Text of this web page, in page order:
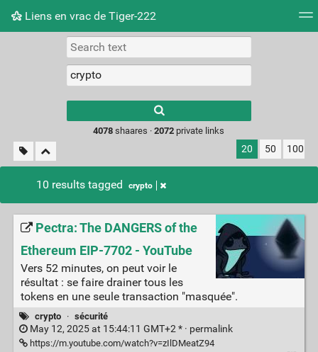
Liens en vrac de Tiger-222
Picture wall
results.
4078 shaares ·2072 private links
20 50 100
10 results tagged crypto
Pectra: The DANGERS of the
Ethereum EIP-7702 - YouTube
Vers 52 minutes, on peut voir le
résultat : se faire drainer tous les
tokens en une seule transaction "masquée".
crypto · sécurité
May 12, 2025 at 15:44:11 GMT+2 * · permalink
https://m.youtube.com/watch?v=zIlDMeatZ94